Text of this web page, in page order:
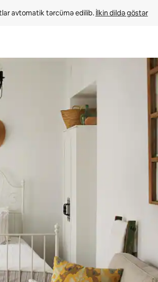
avtomatik tərcümə edilib. İlkin dildə göstər
toxunma və ya svayp jestləri ilə araşdırın.